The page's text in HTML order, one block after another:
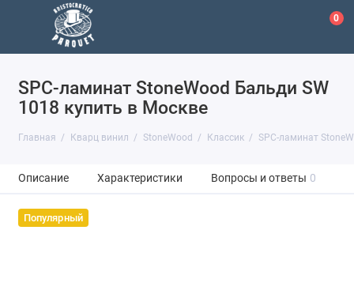
0
SPC-ламинат StoneWood Бальди SW
1018 купить в Москве
Главная Кварц винил StoneWood Классик SPC-ламинат
Описание Характеристики Вопросы и ответы 0
Популярный